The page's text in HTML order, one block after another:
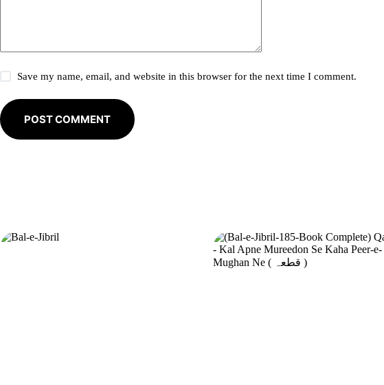
Save my name, email, and website in this browser for the next time I comment.
POST COMMENT